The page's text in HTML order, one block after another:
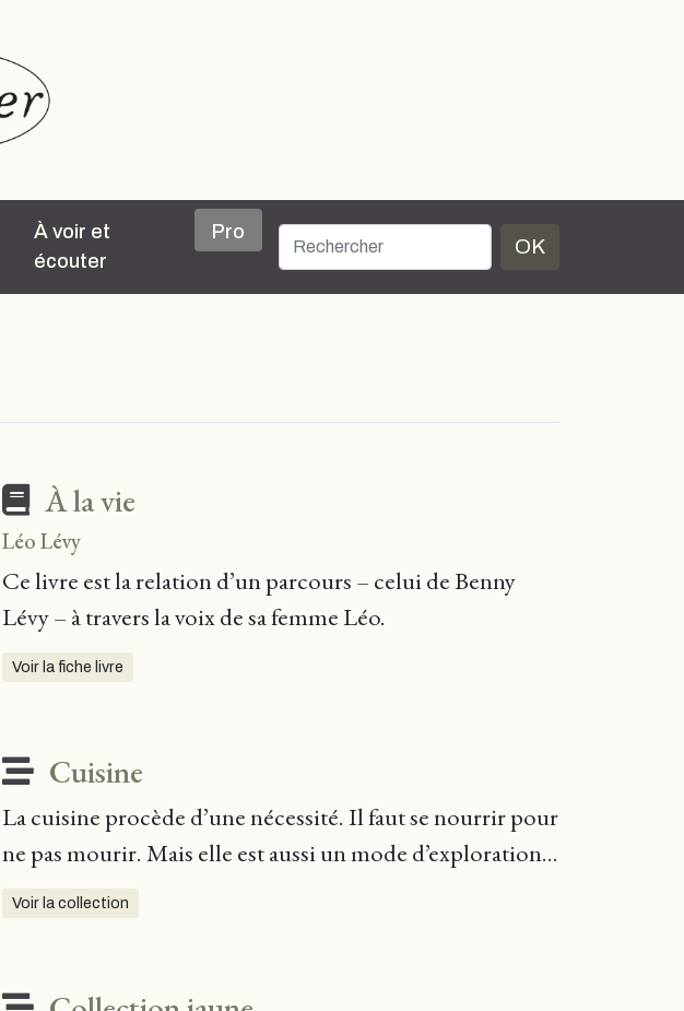
À voir et
écouter
Pro
OK
À la vie
Léo Lévy
Ce livre est la relation d’un parcours – celui de Benny
Lévy – à travers la voix de sa femme Léo.
Voir la fiche livre
Cuisine
La cuisine procède d’une nécessité. Il faut se nourrir pour
ne pas mourir. Mais elle est aussi un mode d’exploration...
Voir la collection